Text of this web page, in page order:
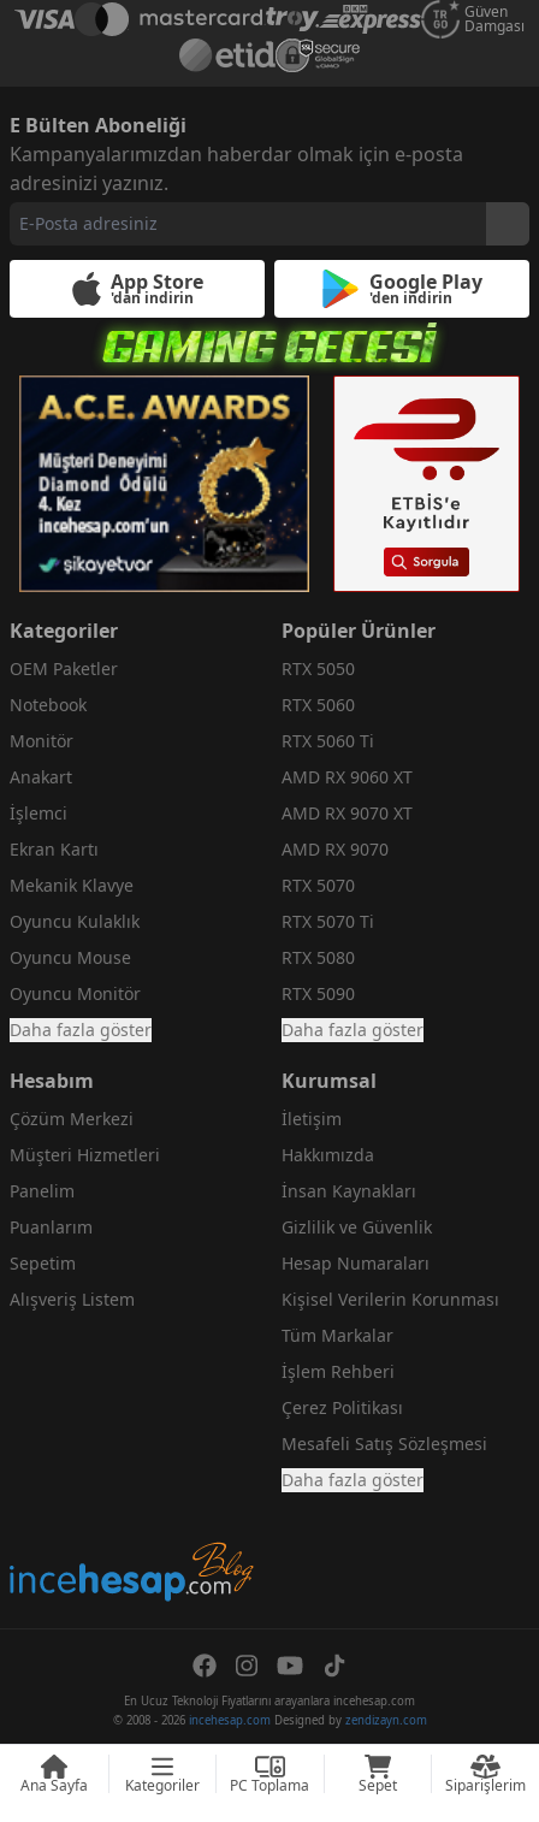
Ana Sayfa Kategoriler PC Toplama Sepet Siparişlerim
Güven
Damgası
E Bülten Aboneliği
Kampanyalarımızdan haberdar olmak için e-posta
adresinizi yazınız.
App Store
'dan indirin
Google Play
'den indirin
Kategoriler
OEM Paketler
Notebook
Monitör
Anakart
İşlemci
Ekran Kartı
Mekanik Klavye
Oyuncu Kulaklık
Oyuncu Mouse
Oyuncu Monitör
Daha fazla göster
Popüler Ürünler
RTX 5050
RTX 5060
RTX 5060 Ti
AMD RX 9060 XT
AMD RX 9070 XT
AMD RX 9070
RTX 5070
RTX 5070 Ti
RTX 5080
RTX 5090
Daha fazla göster
Hesabım
Çözüm Merkezi
Müşteri Hizmetleri
Panelim
Puanlarım
Sepetim
Alışveriş Listem
Kurumsal
İletişim
Hakkımızda
İnsan Kaynakları
Gizlilik ve Güvenlik
Hesap Numaraları
Kişisel Verilerin Korunması
Tüm Markalar
İşlem Rehberi
Çerez Politikası
Mesafeli Satış Sözleşmesi
Daha fazla göster
En Ucuz Teknoloji Fiyatlarını arayanlara incehesap.com
© 2008 - 2026 incehesap.comDesigned by zendizayn.com